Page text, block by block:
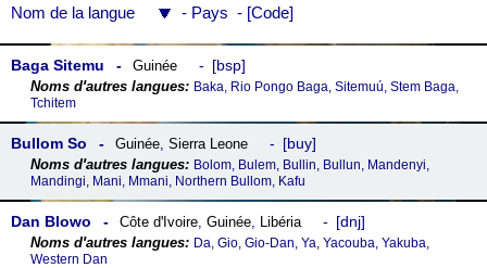
Nom de la langue Pays Code
Baga Sitemu Guinée bsp
Baka, Rio Pongo Baga, Sitemuú, Stem Baga,
Tchitem
Bullom So Guinée, Sierra Leone buy
Bolom, Bulem, Bullin, Bullun, Mandenyi,
Mandingi, Mani, Mmani, Northern Bullom, Kafu
Dan Blowo Côte dꞌIvoire, Guinée, Libéria dnj
Da, Gio, Gio-Dan, Ya, Yacouba, Yakuba,
Western Dan